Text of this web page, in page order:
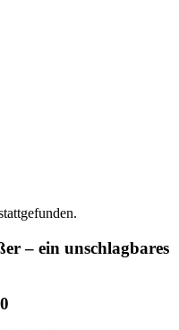
– ein unschlagbares